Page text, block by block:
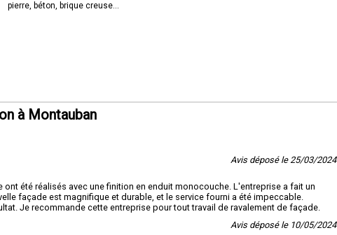
pierre, béton, brique creuse...
à Montauban
Avis déposé le 25/03/2024
été réalisés avec une finition en enduit monocouche. L'entreprise a fait un
façade est magnifique et durable, et le service fourni a été impeccable.
Je recommande cette entreprise pour tout travail de ravalement de façade.
Avis déposé le 10/05/2024